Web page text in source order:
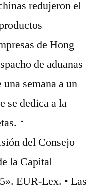
redujeron el
de Hong
de aduanas
semana a un
se dedica a la
↑
del Consejo
la Capital
EUR-Lex. • Las